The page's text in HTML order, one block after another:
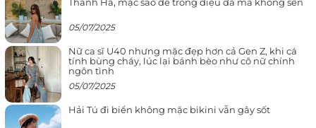
05/07/2025
Nữ ca sĩ U40 nhưng mặc đẹp hơn cả Gen Z, khi cá
tính bùng cháy, lúc lại bánh bèo như cô nữ chính
ngôn tình
05/07/2025
Hải Tú đi biển không mặc bikini vẫn gây sốt